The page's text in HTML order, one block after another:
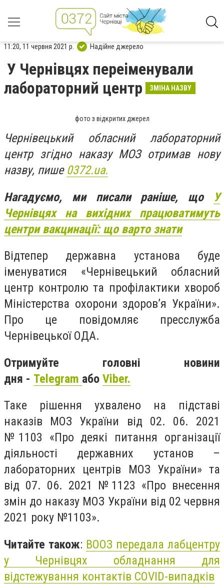
11:20, 11 червня 2021 р. Надійне джерело
У Чернівцях переіменували
лабораторний центр
ЗМІНА НАЗВУ
фото з відкритих джерел
Чернівецький обласний лабораторний
центр згідно наказу МОЗ отримав нову
назву, пише 0372.ua.
Нагадуємо, ми писали раніше, що
У
Чернівцях на вихідних працюватимуть
центри вакцинації: що варто знати
Відтепер державна установа буде
іменуватися «Чернівецький обласний
центр контролю та профілактики хвороб
Міністерства охорони здоров’я України».
Про це повідомляє пресслужба
Чернівецької ОДА.
Отримуйте головні новини
дня - Telegram або Viber.
Таке рішення ухвалено на підставі
наказів МОЗ України від 02. 06. 2021
№1103 «Про деякі питання організації
діяльності державних установ –
лабораторних центрів МОЗ України» та
від 07. 06. 2021 №1123 «Про внесення
змін до наказу МОЗ України від 02 червня
2021 року №1103».
Читайте також: ВООЗ передала лабцентру
у Чернівцях обладнання для
відстежування контактів COVID-випадків